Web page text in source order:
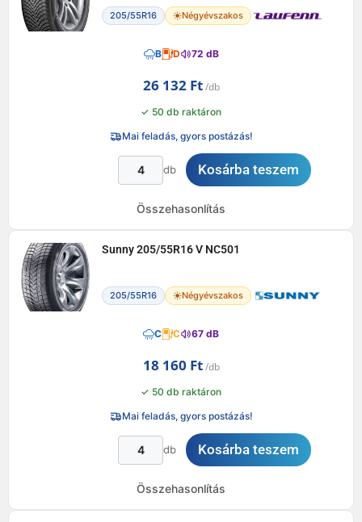
205/55R16 Négyévszakos
B D 72 dB
26 132 Ft
✓ 50 db raktáron
Mai feladás, gyors postázás!
db Kosárba teszem
Összehasonlítás
Sunny 205/55R16 V NC501
205/55R16 Négyévszakos
C C 67 dB
18 160 Ft
✓ 50 db raktáron
Mai feladás, gyors postázás!
db Kosárba teszem
Összehasonlítás